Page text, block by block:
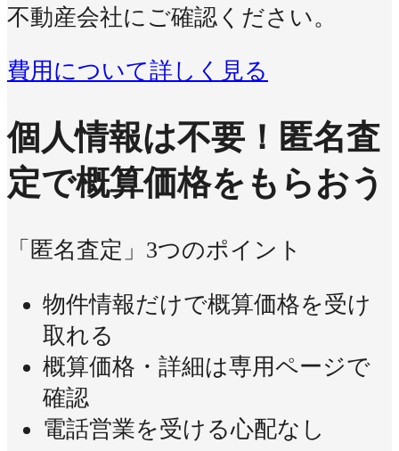
不動産会社にご確認ください。
費用について詳しく見る
個人情報は不要！ 匿名査
定で概算価格をもらおう
「匿名査定」3つのポイント
物件情報だけで概算価格を受け
取れる
概算価格・詳細は専用ページで
確認
電話営業を受ける心配なし